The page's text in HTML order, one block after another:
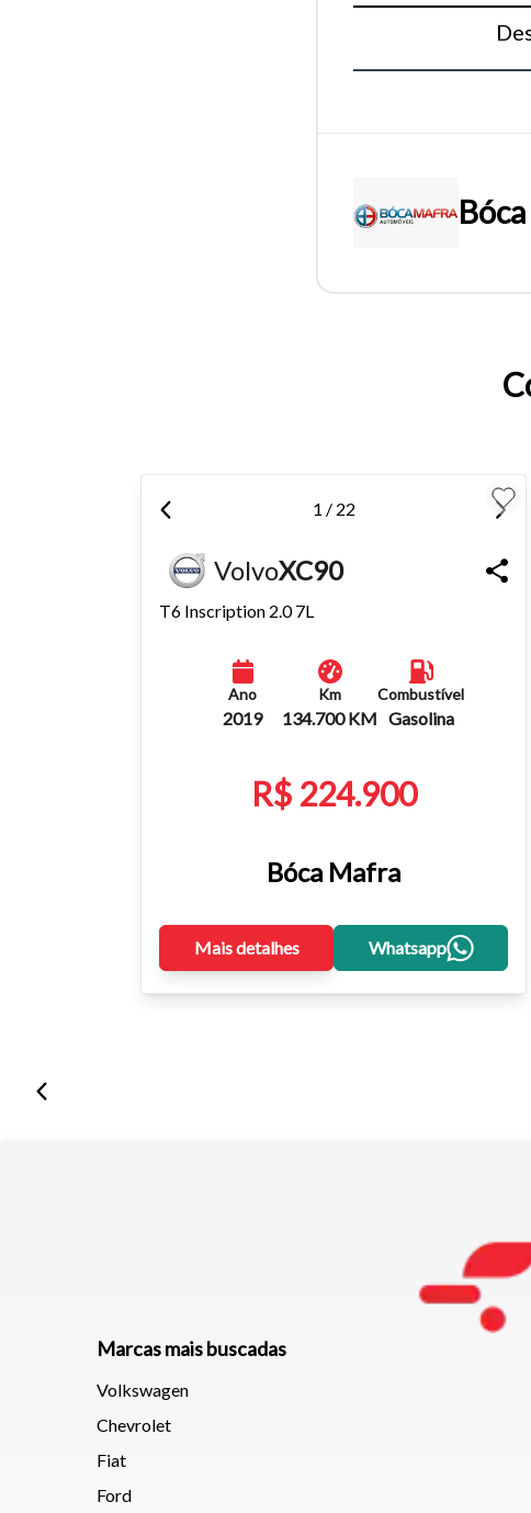
1 / 22
VolvoXC90
T6 Inscription 2.0 7L
Ano
2019
Km
134.700 KM
Combustível
Gasolina
R$ 224.900
Bóca Mafra
Mais detalhes Whatsapp
Marcas mais buscadas
Volkswagen
Chevrolet
Fiat
Ford